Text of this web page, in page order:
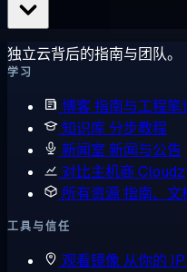
独立云背后的指南与团队。
学习
博客指南与工程笔
知识库 分步教程
新闻室 新闻与公告
对比主机商
所有资源指南、文
工具与信任
观看镜像 从你的